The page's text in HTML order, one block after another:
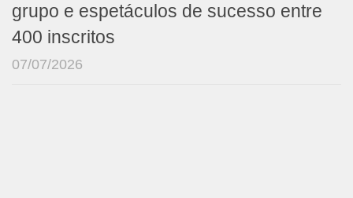
grupo e espetáculos de sucesso entre
400 inscritos
07/07/2026